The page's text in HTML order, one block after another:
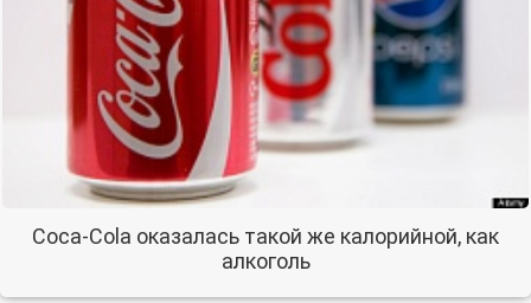
Coca-Cola оказалась такой же калорийной, как
алкоголь